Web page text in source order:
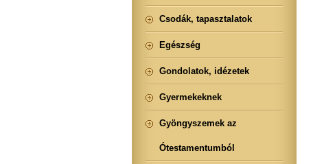
Csodák, tapasztalatok
Egészség
Gondolatok, idézetek
Gyermekeknek
Gyöngyszemek az
Ótestamentumból